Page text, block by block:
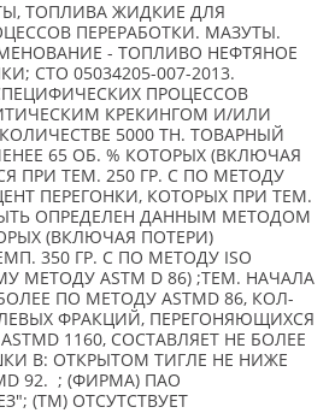
ТОПЛИВА ЖИДКИЕ ДЛЯ
ПЕРЕРАБОТКИ. МАЗУТЫ.
- ТОПЛИВО НЕФТЯНОЕ
СТО 05034205-007-2013.
ПРОЦЕССОВ
КРЕКИНГОМ И/ИЛИ
5000 ТН. ТОВАРНЫЙ
65 ОБ. % КОТОРЫХ (ВКЛЮЧАЯ
ПРИ ТЕМ. 250 ГР. С ПО МЕТОДУ
ПЕРЕГОНКИ, КОТОРЫХ ПРИ ТЕМ.
ОПРЕДЕЛЕН ДАННЫМ МЕТОДОМ
(ВКЛЮЧАЯ ПОТЕРИ)
350 ГР. С ПО МЕТОДУ ISO
МЕТОДУ ASTM D 86) ;ТЕМ. НАЧАЛА
ПО МЕТОДУ ASTMD 86, КОЛ-
ФРАКЦИЙ, ПЕРЕГОНЯЮЩИХСЯ
1160, СОСТАВЛЯЕТ НЕ БОЛЕЕ
В: ОТКРЫТОМ ТИГЛЕ НЕ НИЖЕ
92. ; (ФИРМА) ПАО
(TM) ОТСУТСТВУЕТ